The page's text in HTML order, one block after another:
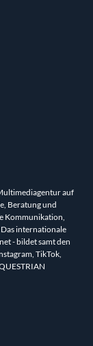
auf
Beratung und
Kommunikation,
Das internationale
- bildet samt den
TikTok,